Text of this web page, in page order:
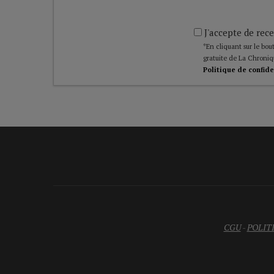
J'accepte de
*En cliquant sur le
gratuite de La
Politique de
CGU-